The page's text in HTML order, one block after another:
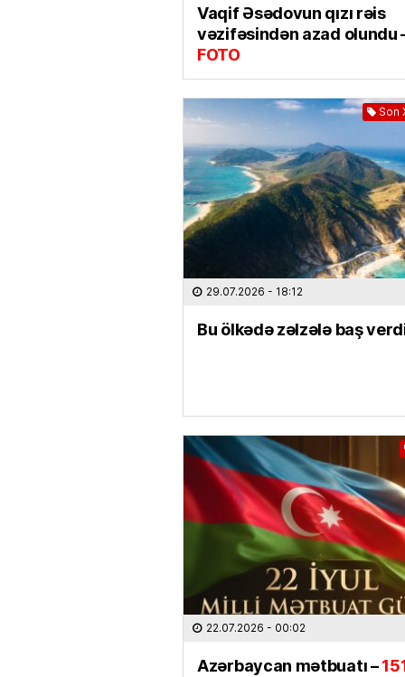
Vaqif Əsədovun qızı rəis
vəzifəsindən azad olundu
FOTO
Son
29.07.2026 - 18:12
Bu ölkədə zəlzələ baş
22.07.2026 - 00:02
Azərbaycan mətbuatı –